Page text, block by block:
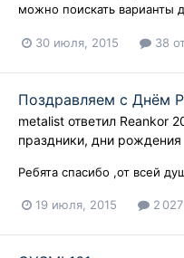
можно поискать варианты
30 июля, 2015 38
Поздравляем с Днём
metalist ответил Reankor
праздники, дни рождения
Ребята спасибо ,от всей
19 июля, 2015 2